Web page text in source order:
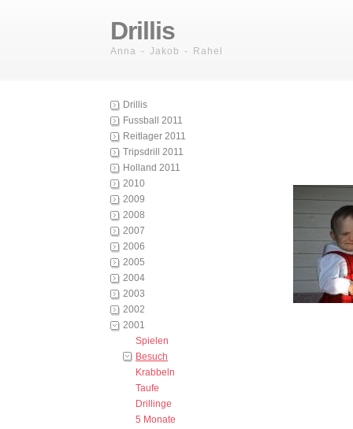
Drillis
Anna - Jakob - Rahel
Drillis
Fussball 2011
Reitlager 2011
Tripsdrill 2011
Holland 2011
2010
2009
2008
2007
2006
2005
2004
2003
2002
2001
Spielen
Besuch
Krabbeln
Taufe
Drillinge
5 Monate